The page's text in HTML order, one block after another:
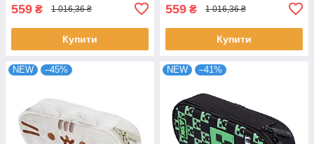
559 ₴ 1 016,36 ₴
Купити
559 ₴ 1 016,36 ₴
Купити
NEW –45% NEW –41%